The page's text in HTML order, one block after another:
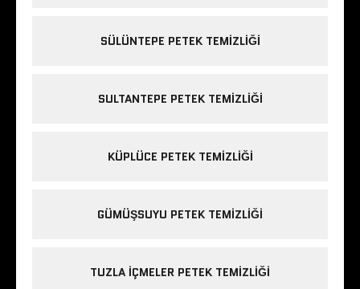
SÜLÜNTEPE PETEK TEMIZLIĞI
SULTANTEPE PETEK TEMIZLIĞI
KÜPLÜCE PETEK TEMIZLIĞI
GÜMÜŞSUYU PETEK TEMIZLIĞI
TUZLA IÇMELER PETEK TEMIZLIĞI